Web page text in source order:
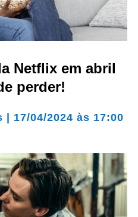
Netflix em abril
perder!
| 17/04/2024 às 17:00